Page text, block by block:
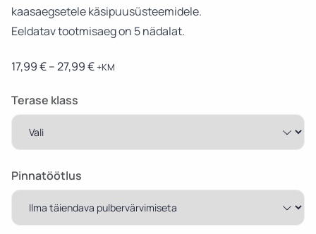
kaasaegsetele käsipuusüsteemidele.
Eeldatav tootmisaeg on 5 nädalat.
17,99€–27,99€Price
through
+KM
Terase klass
Pinnatöötlus